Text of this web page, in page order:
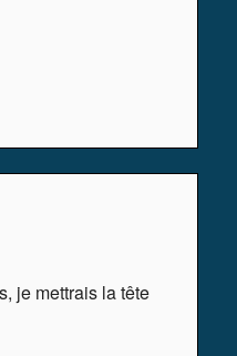
je mettrais la tête